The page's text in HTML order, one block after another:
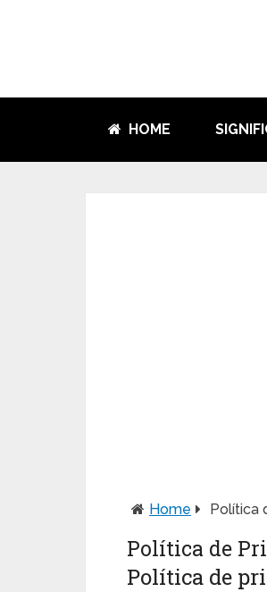
HOME
Home Política
Política de
Política de